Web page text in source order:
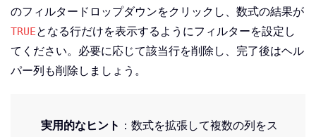
のフィルタードロップダウンをクリックし、数式の結果が
TRUEとなる行だけを表示するようにフィルターを設定し
てください。必要に応じて該当行を削除し、完了後はヘル
パー列も削除しましょう。
実用的なヒント ：数式を拡張して複数の列をス